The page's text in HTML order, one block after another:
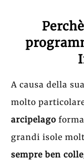
A causa della
molto
arcipelago
grandi isole
sempre ben